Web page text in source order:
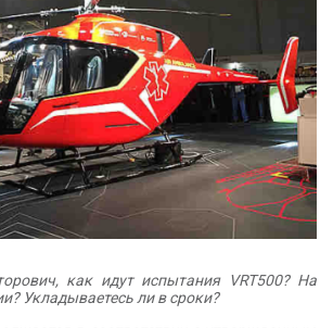
как идут испытания VRT500? На
Укладываетесь ли в сроки?